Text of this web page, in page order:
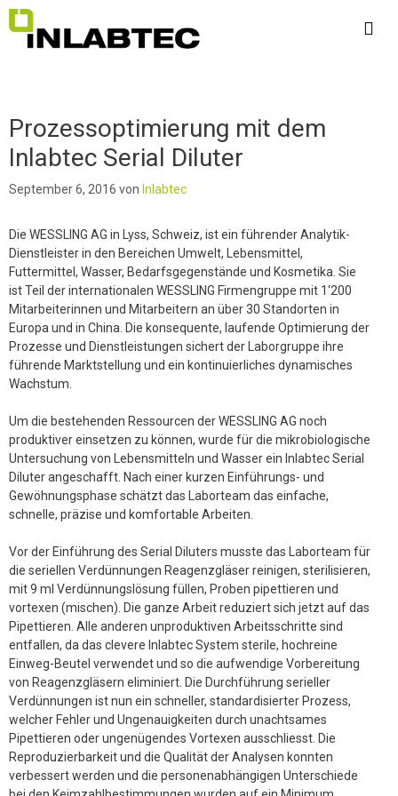
Zum
Inhalt
springen
Prozessoptimierung mit dem
Inlabtec Serial Diluter
September 6, 2016 von Inlabtec
Die WESSLING AG in Lyss, Schweiz, ist ein führender Analytik-
Dienstleister in den Bereichen Umwelt, Lebensmittel,
Futtermittel, Wasser, Bedarfsgegenstände und Kosmetika. Sie
ist Teil der internationalen WESSLING Firmengruppe mit 1‘200
Mitarbeiterinnen und Mitarbeitern an über 30 Standorten in
Europa und in China. Die konsequente, laufende Optimierung der
Prozesse und Dienstleistungen sichert der Laborgruppe ihre
führende Marktstellung und ein kontinuierliches dynamisches
Wachstum.
Um die bestehenden Ressourcen der WESSLING AG noch
produktiver einsetzen zu können, wurde für die mikrobiologische
Untersuchung von Lebensmitteln und Wasser ein Inlabtec Serial
Diluter angeschafft. Nach einer kurzen Einführungs- und
Gewöhnungsphase schätzt das Laborteam das einfache,
schnelle, präzise und komfortable Arbeiten.
Vor der Einführung des Serial Diluters musste das Laborteam für
die seriellen Verdünnungen Reagenzgläser reinigen, sterilisieren,
mit 9 ml Verdünnungslösung füllen, Proben pipettieren und
vortexen (mischen). Die ganze Arbeit reduziert sich jetzt auf das
Pipettieren. Alle anderen unproduktiven Arbeitsschritte sind
entfallen, da das clevere Inlabtec System sterile, hochreine
Einweg-Beutel verwendet und so die aufwendige Vorbereitung
von Reagenzgläsern eliminiert. Die Durchführung serieller
Verdünnungen ist nun ein schneller, standardisierter Prozess,
welcher Fehler und Ungenauigkeiten durch unachtsames
Pipettieren oder ungenügendes Vortexen ausschliesst. Die
Reproduzierbarkeit und die Qualität der Analysen konnten
verbessert werden und die personenabhängigen Unterschiede